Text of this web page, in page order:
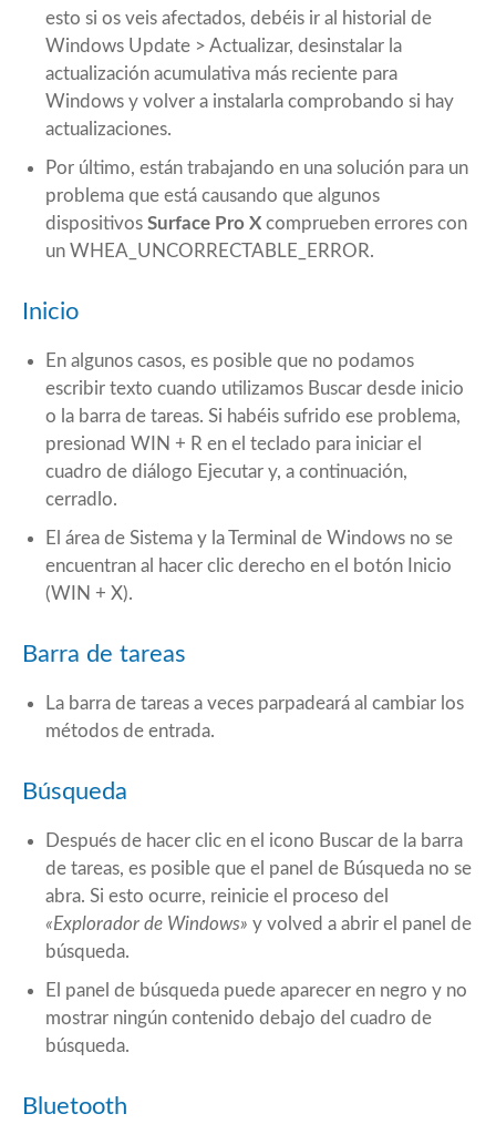
esto si os veis afectados, debéis ir al historial de
Windows Update > Actualizar, desinstalar la
actualización acumulativa más reciente para
Windows y volver a instalarla comprobando si hay
actualizaciones.
Por último, están trabajando en una solución para un
problema que está causando que algunos
dispositivos Surface Pro X comprueben errores con
un WHEA_UNCORRECTABLE_ERROR.
Inicio
En algunos casos, es posible que no podamos
escribir texto cuando utilizamos Buscar desde inicio
o la barra de tareas. Si habéis sufrido ese problema,
presionad WIN + R en el teclado para iniciar el
cuadro de diálogo Ejecutar y, a continuación,
cerradlo.
El área de Sistema y la Terminal de Windows no se
encuentran al hacer clic derecho en el botón Inicio
(WIN + X).
Barra de tareas
La barra de tareas a veces parpadeará al cambiar los
métodos de entrada.
Búsqueda
Después de hacer clic en el icono Buscar de la barra
de tareas, es posible que el panel de Búsqueda no se
abra. Si esto ocurre, reinicie el proceso del
«Explorador de Windows» y volved a abrir el panel de
búsqueda.
El panel de búsqueda puede aparecer en negro y no
mostrar ningún contenido debajo del cuadro de
búsqueda.
Bluetooth